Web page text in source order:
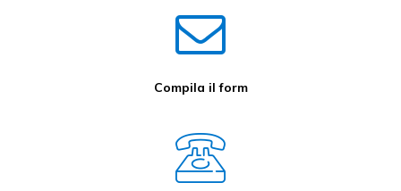
Compila il form